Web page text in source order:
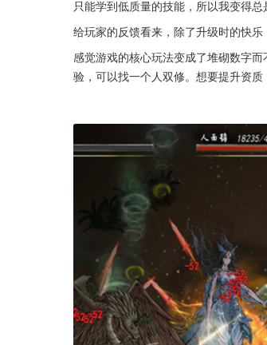
只能学到低质量的技能，所以我变得
给玩家的反馈看来，除了升级时的快乐
感觉游戏的核心玩法变成了堆砌数字
验，可以找一个人双修。想要提升资质